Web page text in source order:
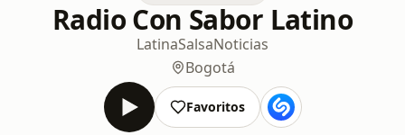
Radio Con Sabor Latino
LatinaSalsaNoticias
Bogotá
Favoritos